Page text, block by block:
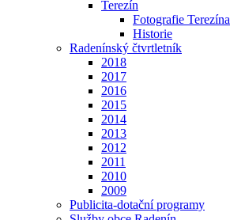
Terezín
Fotografie Terezína
Historie
Radenínský čtvrtletník
2018
2017
2016
2015
2014
2013
2012
2011
2010
2009
Publicita-dotační programy